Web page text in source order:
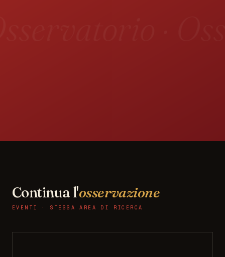
Continua l'osservazione
EVENTI · STESSA AREA DI RICERCA